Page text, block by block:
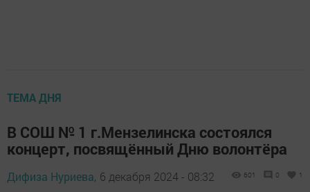
ТЕМА ДНЯ
В СОШ № 1 г.Мензелинска состоялся
концерт, посвящённый Дню волонтёра
Дифиза Нуриева, 6 декабря 2024 - 08:32 601 0 1